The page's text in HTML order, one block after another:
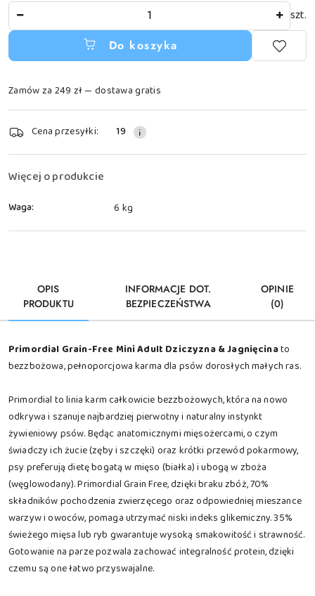
Ilość szt.
Do koszyka
Zamów za 249 zł — dostawa gratis
Dostępność
i
dostawa
Cena przesyłki: 19
Więcej o produkcie
Waga: 6 kg
OPIS
PRODUKTU
INFORMACJE DOT.
BEZPIECZEŃSTWA
OPINIE
(0)
Primordial Grain-Free Mini Adult Dziczyzna & Jagnięcinato
bezzbożowa, pełnoporcjowa karma dla psów dorosłych małych ras.
Primordial to linia karm całkowicie bezzbożowych, która na nowo
odkrywa i szanuje najbardziej pierwotny i naturalny instynkt
żywieniowy psów. Będąc anatomicznymi mięsożercami, o czym
świadczy ich żucie (zęby i szczęki) oraz krótki przewód pokarmowy,
psy preferują dietę bogatą w mięso (białka) i ubogą w zboża
(węglowodany). Primordial Grain Free, dzięki braku zbóż, 70%
składników pochodzenia zwierzęcego oraz odpowiedniej mieszance
warzyw i owoców, pomaga utrzymać niski indeks glikemiczny. 35%
świeżego mięsa lub ryb gwarantuje wysoką smakowitość i strawność.
Gotowanie na parze pozwala zachować integralność protein, dzięki
czemu są one łatwo przyswajalne.